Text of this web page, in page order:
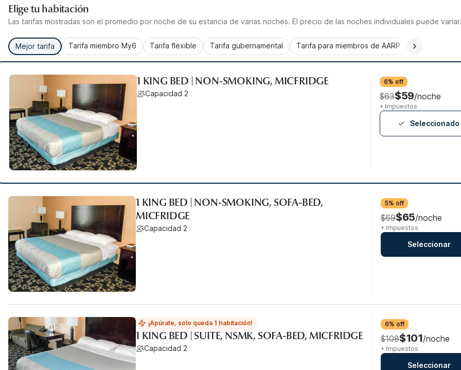
Elige tu habitación
Las tarifas mostradas son el promedio por noche de su estancia de varias noches. El precio de las noches individuales puede variar.
Mejor tarifa Tarifa miembro My6 Tarifa flexible Tarifa gubernamental Tarifa para miembros de AARP
1 KING BED | NON-SMOKING, MICFRIDGE
Capacidad 2
6% off
$63$59/noche
+ Impuestos
Seleccionado
1 KING BED | NON-SMOKING, SOFA-BED,
MICFRIDGE
Capacidad 2
5% off
$69$65/noche
+ Impuestos
Seleccionar
¡Apúrate, solo queda 1 habitación!
1 KING BED | SUITE, NSMK, SOFA-BED, MICFRIDGE
Capacidad 2
6% off
$108$101/noche
+ Impuestos
Seleccionar